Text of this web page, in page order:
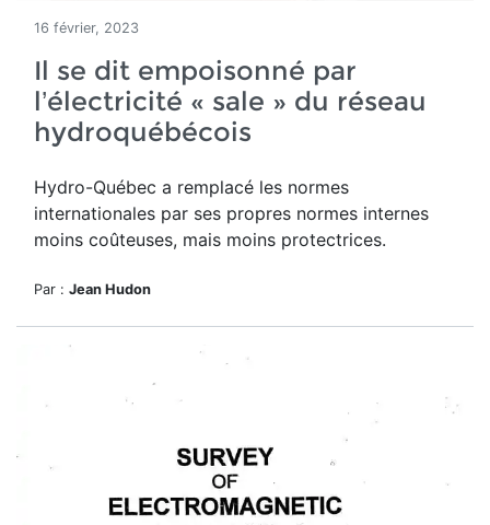
16 février, 2023
Il se dit empoisonné par
l’électricité « sale » du réseau
hydroquébécois
Hydro-Québec a remplacé les normes
internationales par ses propres normes internes
moins coûteuses, mais moins protectrices.
Par : Jean Hudon